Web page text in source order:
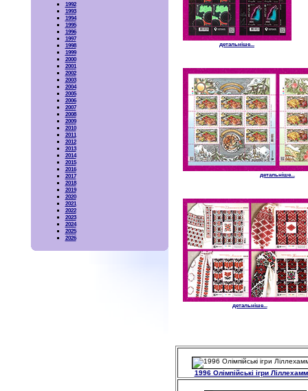
1992
1993
1994
1995
1996
1997
1998
1999
2000
2001
2002
2003
2004
2005
2006
2007
2008
2009
2010
2011
2012
2013
2014
2015
2016
2017
2018
2019
2020
2021
2022
2023
2024
2025
2026
детальніше...
детальніше...
детальніше...
1996 Олімпійські ігри